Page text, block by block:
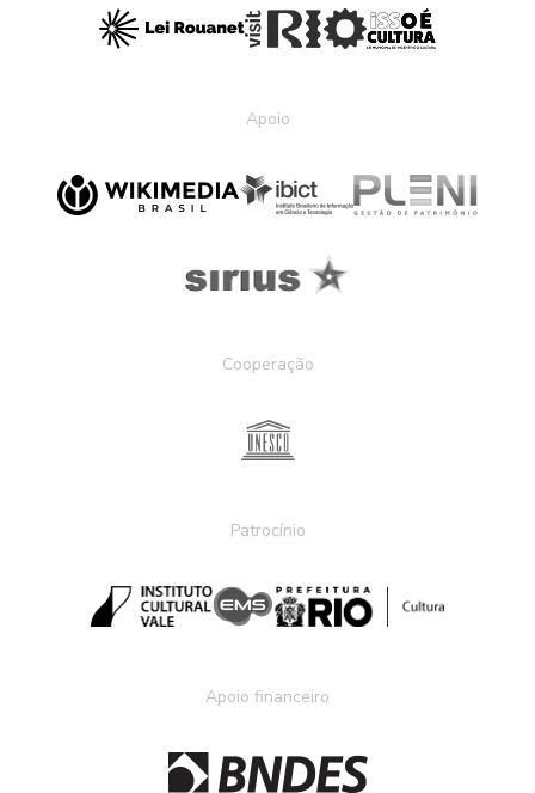
Apoio
Cooperação
Patrocínio
Apoio financeiro